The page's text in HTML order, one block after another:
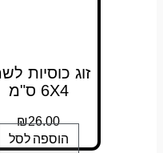
זוג כוסיות לשמן
6X4 ס"מ
₪26.00
הוספה לסל